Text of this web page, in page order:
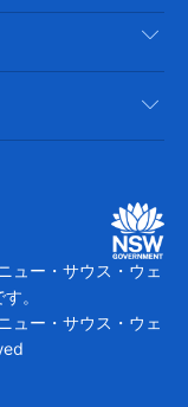
ク
・ウェールズメデ
ュー・サウス・ウェ
。
ュー・サウス・ウェ